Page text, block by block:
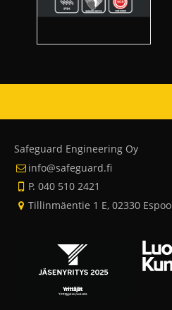
Safeguard Engineering Oy
info@safeguard.fi
P. 040 510 2421
Tillinmäentie 1 E, 02330 Espoo